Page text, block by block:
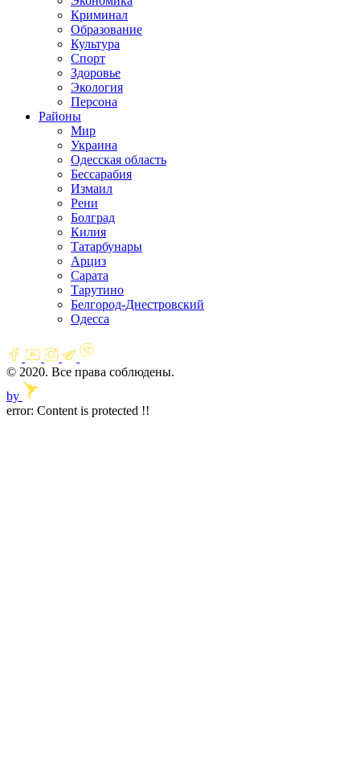
Криминал
Образование
Культура
Спорт
Здоровье
Экология
Персона
Районы
Мир
Украина
Одесская область
Бессарабия
Измаил
Рени
Болград
Килия
Татарбунары
Арциз
Сарата
Тарутино
Белгород-Днестровский
Одесса
© 2020. Все права соблюдены.
by
error: Content is protected !!